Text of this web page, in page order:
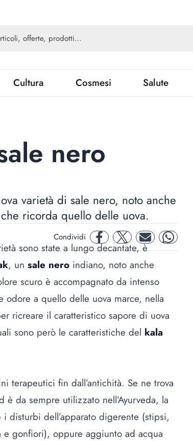
Cultura Cosmesi Salute
nero
varietà di sale nero, noto anche
ricorda quello delle uova.
Condividi facebooktwitter mail whatsapp
sono state a lungo decantate, è
, un sale nero indiano, noto anche
scuro è accompagnato da intenso
a quello delle uova marce, nella
ricreare il caratteristico sapore di uova
sono però le caratteristiche del kala
terapeutici fin dall’antichità. Se ne trova
da sempre utilizzato nell’Ayurveda, la
i disturbi dell’apparato digerente (stipsi,
gonfiori), oppure aggiunto ad acqua